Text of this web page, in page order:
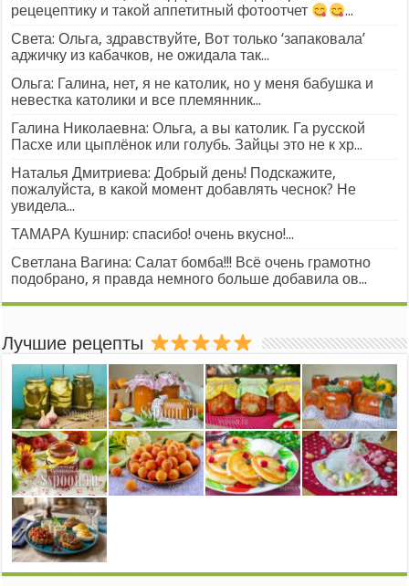
рецецептику и такой аппетитный фотоотчет
...
Света: Ольга, здравствуйте, Вот только ‘запаковала’
аджичку из кабачков, не ожидала так...
Ольга: Галина, нет, я не католик, но у меня бабушка и
невестка католики и все племянник...
Галина Николаевна: Ольга, а вы католик. Га русской
Пасхе или цыплёнок или голубь. Зайцы это не к хр...
Наталья Дмитриева: Добрый день! Подскажите,
пожалуйста, в какой момент добавлять чеснок? Не
увидела...
ТАМАРА Кушнир: спасибо! очень вкусно!...
Светлана Вагина: Салат бомба!!! Всё очень грамотно
подобрано, я правда немного больше добавила ов...
Лучшие рецепты